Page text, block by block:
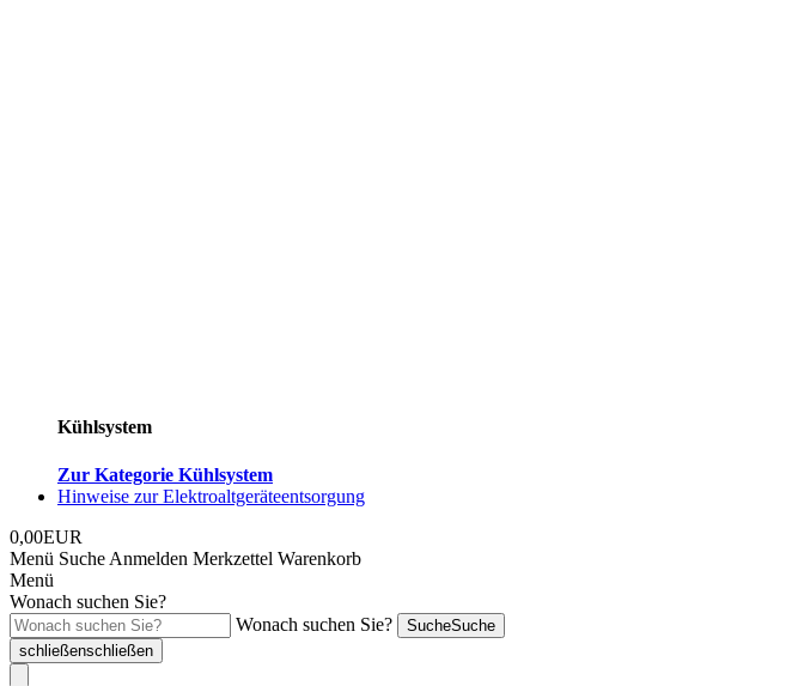
Kühlsystem
Zur Kategorie Kühlsystem
Hinweise zur Elektroaltgeräteentsorgung
0,00EUR
Menü Suche Anmelden Merkzettel Warenkorb
Menü
Wonach suchen Sie?
Wonach suchen Sie?
SucheSuche
schließenschließen